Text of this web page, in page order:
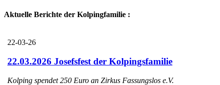
Aktuelle Berichte der Kolpingfamilie :
22-03-26
22.03.2026 Josefsfest der Kolpingsfamilie
Kolping spendet 250 Euro an Zirkus Fassungslos e.V.